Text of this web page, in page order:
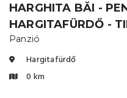
HARGHITA BĂI -
HARGITAFÜRDŐ -
Panzió
Hargitafürdő
0 km